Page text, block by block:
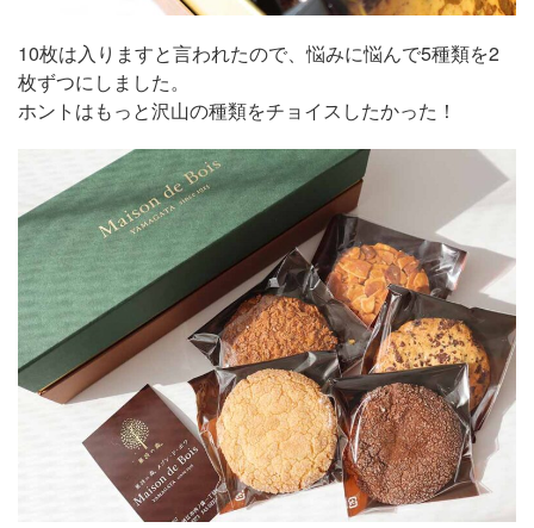
10枚は入りますと言われたので、悩みに悩んで5種類を2
枚ずつにしました。
ホントはもっと沢山の種類をチョイスしたかった！